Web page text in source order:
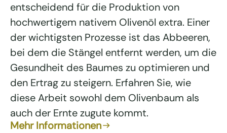
entscheidend für die Produktion von
hochwertigem nativem Olivenöl extra. Einer
der wichtigsten Prozesse ist das Abbeeren,
bei dem die Stängel entfernt werden, um die
Gesundheit des Baumes zu optimieren und
den Ertrag zu steigern. Erfahren Sie, wie
diese Arbeit sowohl dem Olivenbaum als
auch der Ernte zugute kommt.
Mehr Informationen